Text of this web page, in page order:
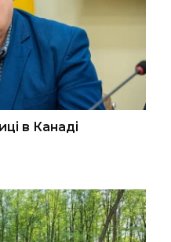
в Канаді